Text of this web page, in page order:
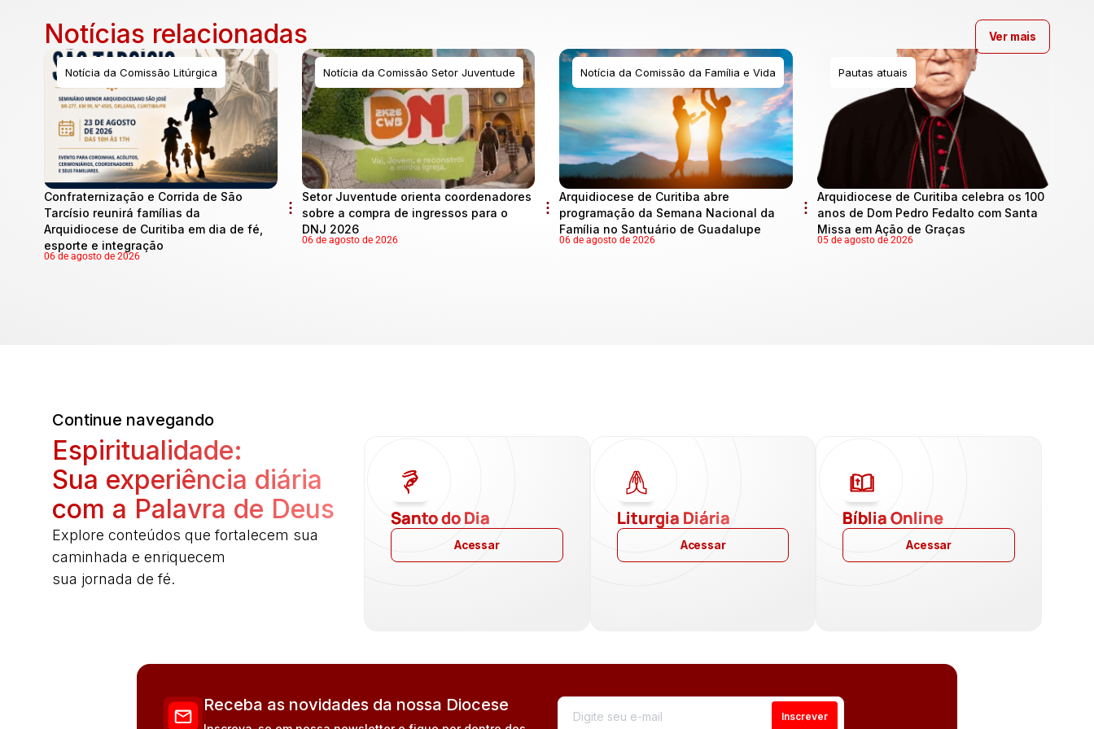
Notícias relacionadas
Notícia da Comissão Litúrgica
Confraternização e Corrida de São
Tarcísio reunirá famílias da
Arquidiocese de Curitiba em dia de fé,
esporte e integração
06 de agosto de 2026
Notícia da Comissão Setor Juventude
Setor Juventude orienta coordenadores
sobre a compra de ingressos para o
DNJ 2026
06 de agosto de 2026
Notícia da Comissão da Família e Vida
Arquidiocese de Curitiba abre
programação da Semana Nacional da
Família no Santuário de Guadalupe
06 de agosto de 2026
Pautas atuais
Arquidiocese de Curitiba celebra os 100
anos de Dom Pedro Fedalto com Santa
Missa em Ação de Graças
05 de agosto de 2026
Ver mais
Continue navegando
Espiritualidade:
Sua experiência diária
com a Palavra de Deus
Explore conteúdos que fortalecem sua
caminhada e enriquecem
sua jornada de fé.
Santo do Dia
Acessar
Liturgia Diária
Acessar
Bíblia Online
Acessar
Receba as novidades da nossa Diocese